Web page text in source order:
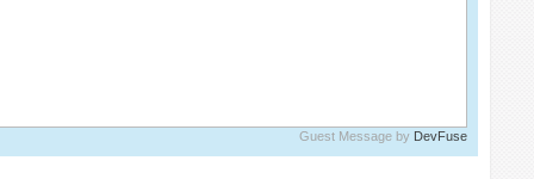
Guest Message by DevFuse